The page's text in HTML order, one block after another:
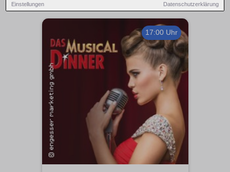
Einstellungen Datenschutzerklärung
17:00 Uhr